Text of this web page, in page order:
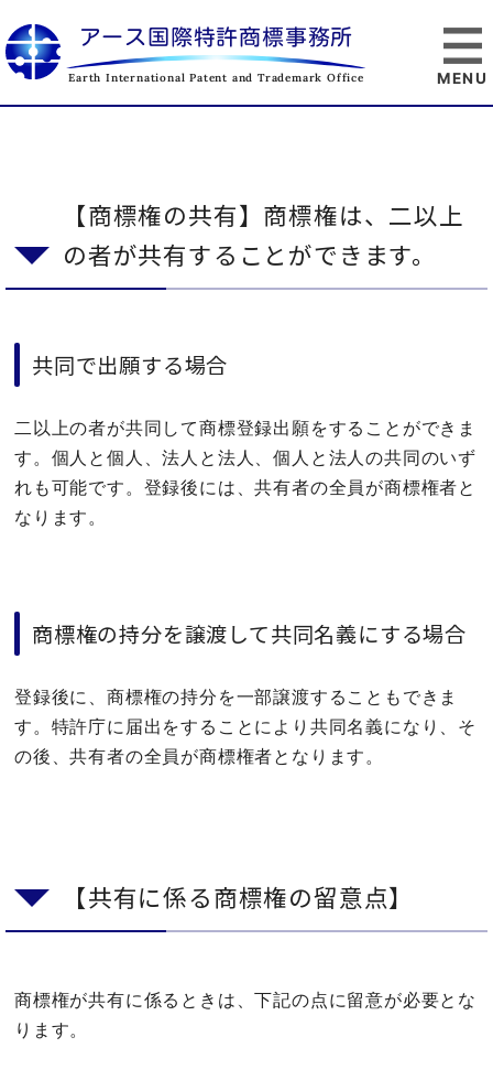
アース国際特許商標事務所
Earth International Patent and Trademark Office
【商標権の共有】商標権は、二以上
の者が共有することができます。
共同で出願する場合
二以上の者が共同して商標登録出願をすることができま
す。個人と個人、法人と法人、個人と法人の共同のいず
れも可能です。登録後には、共有者の全員が商標権者と
なります。
商標権の持分を譲渡して共同名義にする場合
登録後に、商標権の持分を一部譲渡することもできま
す。特許庁に届出をすることにより共同名義になり、そ
の後、共有者の全員が商標権者となります。
【共有に係る商標権の留意点】
商標権が共有に係るときは、下記の点に留意が必要とな
ります。